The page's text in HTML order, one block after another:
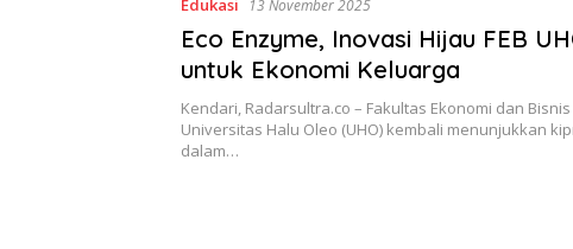
Edukasi 13 November 2025
Eco Enzyme, Inovasi Hijau FEB
untuk Ekonomi Keluarga
Kendari, Radarsultra.co – Fakultas Ekonomi dan Bisnis
Universitas Halu Oleo (UHO) kembali menunjukkan
dalam…